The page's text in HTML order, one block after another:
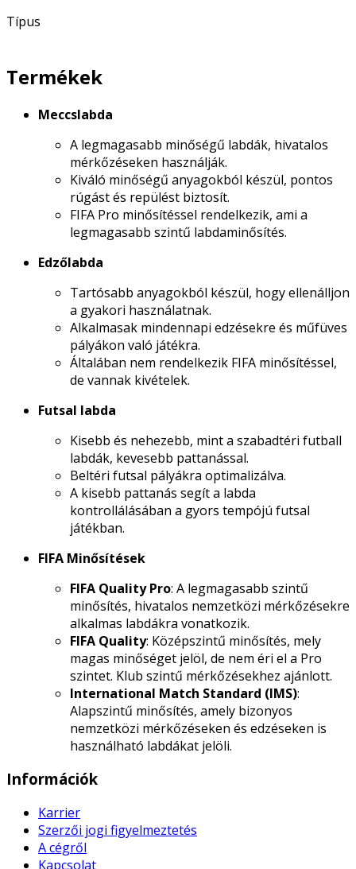
Típus
Termékek
Meccslabda
A legmagasabb minőségű labdák, hivatalos
mérkőzéseken használják.
Kiváló minőségű anyagokból készül, pontos
rúgást és repülést biztosít.
FIFA Pro minősítéssel rendelkezik, ami a
legmagasabb szintű labdaminősítés.
Edzőlabda
Tartósabb anyagokból készül, hogy ellenálljon
a gyakori használatnak.
Alkalmasak mindennapi edzésekre és műfüves
pályákon való játékra.
Általában nem rendelkezik FIFA minősítéssel,
de vannak kivételek.
Futsal labda
Kisebb és nehezebb, mint a szabadtéri futball
labdák, kevesebb pattanással.
Beltéri futsal pályákra optimalizálva.
A kisebb pattanás segít a labda
kontrollálásában a gyors tempójú futsal
játékban.
FIFA Minősítések
FIFA Quality Pro: A legmagasabb szintű
minősítés, hivatalos nemzetközi mérkőzésekre
alkalmas labdákra vonatkozik.
FIFA Quality: Középszintű minősítés, mely
magas minőséget jelöl, de nem éri el a Pro
szintet. Klub szintű mérkőzésekhez ajánlott.
International Match Standard (IMS):
Alapszintű minősítés, amely bizonyos
nemzetközi mérkőzéseken és edzéseken is
használható labdákat jelöli.
Információk
Karrier
Szerzői jogi figyelmeztetés
A cégről
Kapcsolat